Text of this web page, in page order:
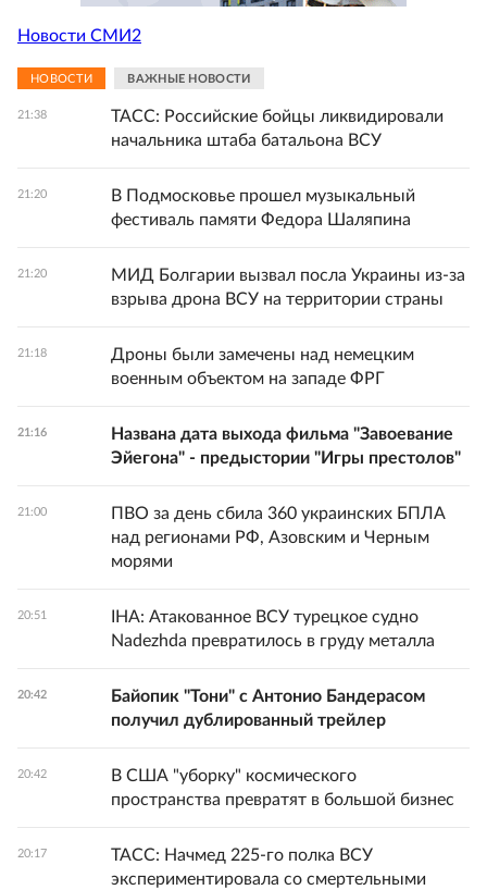
Новости СМИ2
НОВОСТИ ВАЖНЫЕ НОВОСТИ
21:38
ТАСС: Российские бойцы ликвидировали
начальника штаба батальона ВСУ
21:20
В Подмосковье прошел музыкальный
фестиваль памяти Федора Шаляпина
21:20
МИД Болгарии вызвал посла Украины из-за
взрыва дрона ВСУ на территории страны
21:18
Дроны были замечены над немецким
военным объектом на западе ФРГ
21:16
Названа дата выхода фильма "Завоевание
Эйегона" - предыстории "Игры престолов"
21:00
ПВО за день сбила 360 украинских БПЛА
над регионами РФ, Азовским и Черным
морями
20:51
IHA: Атакованное ВСУ турецкое судно
Nadezhda превратилось в груду металла
20:42
Байопик "Тони" с Антонио Бандерасом
получил дублированный трейлер
20:42
В США "уборку" космического
пространства превратят в большой бизнес
20:17
ТАСС: Начмед 225-го полка ВСУ
экспериментировала со смертельными